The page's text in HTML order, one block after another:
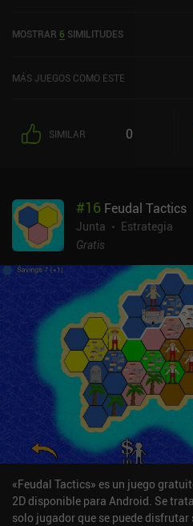
MOSTRAR 6 SIMILITUDES
MÁS JUEGOS COMO ESTE
SIMILAR 0
#16 Feudal Tactics
Junta
Estrategia
Gratis
«Feudal Tactics» es un juego
2D disponible para Android. Se
solo jugador que se puede